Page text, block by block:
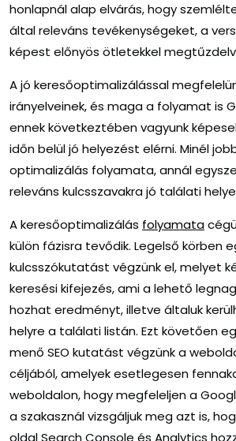
honlapnál alap elvárás, hogy
által releváns tevékenységeket, a
képest előnyös ötletekkel
A jó keresőoptimalizálással
irányelveinek, és maga a folyamat is
ennek következtében vagyunk
időn belül jó helyezést elérni. Minél
optimalizálás folyamata, annál
releváns kulcsszavakra jó találati
A keresőoptimalizálás folyamata
külön fázisra tevődik. Legelső körben
kulcsszókutatást végzünk el, melyet
keresési kifejezés, ami a lehető
hozhat eredményt, illetve általuk
helyre a találati listán. Ezt követően
menő SEO kutatást végzünk a
céljából, amelyek esetlegesen
weboldalon, hogy megfeleljen a
a szakasznál vizsgáljuk meg azt is,